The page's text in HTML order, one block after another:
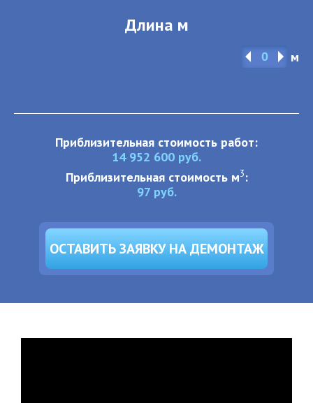
Длина м
м
Приблизительная стоимость работ:
14 952 600 руб.
Приблизительная стоимость м3:
97руб.
ОСТАВИТЬ ЗАЯВКУ НА ДЕМОНТАЖ